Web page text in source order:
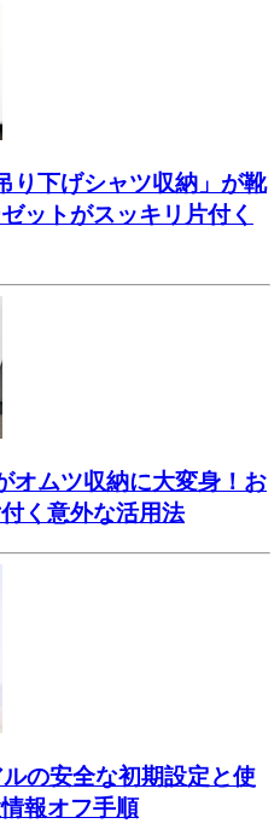
り下げシャツ収納」が靴
ットがスッキリ片付く
オムツ収納に大変身！お
く意外な活用法
ルの安全な初期設定と使
報オフ手順